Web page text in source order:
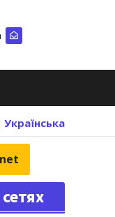
Українська